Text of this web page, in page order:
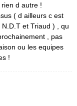
d autre !
( d ailleurs c est
et Triaud ) , qu
, pas
ou les equipes
!